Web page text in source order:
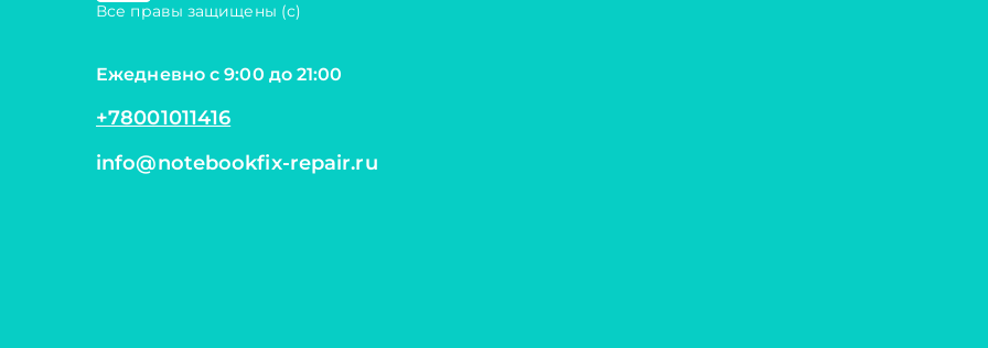
Все правы защищены (с)
Ежедневно с 9:00 до 21:00
+78001011416
info@notebookfix-repair.ru